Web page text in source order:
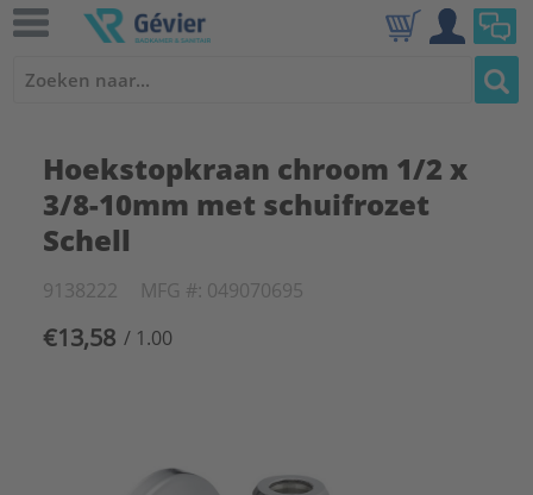
Hoekstopkraan chroom 1/2 x
3/8-10mm met schuifrozet
Schell
9138222 MFG #: 049070695
€13,58 / 1.00